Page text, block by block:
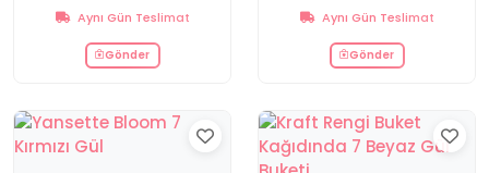
Aynı Gün Teslimat
Gönder
Aynı Gün Teslimat
Gönder